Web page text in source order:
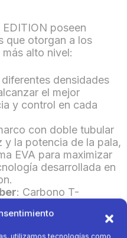
utilizamos tecnologías como
poseen
que otorgan a los
alto nivel:
densidades
el mejor
y control en cada
con doble tubular
y la potencia de la pala,
EVA para maximizar
desarrollada en
: Carbono T-
Un
máxima potencia y